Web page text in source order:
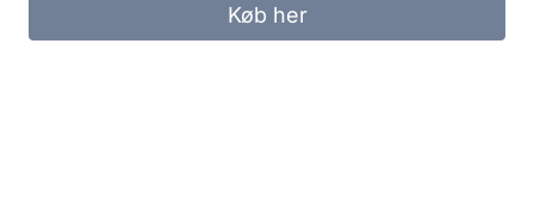
Køb her